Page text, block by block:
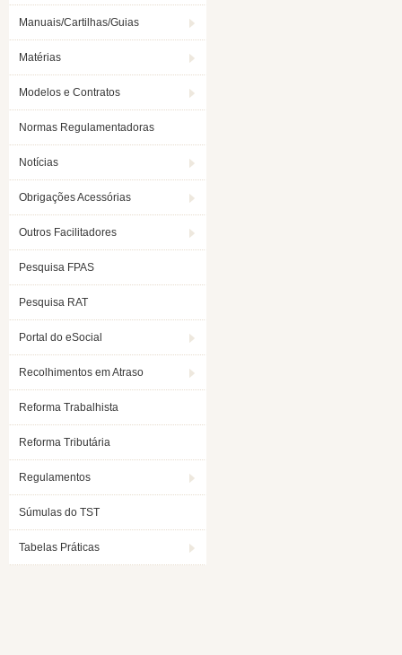
Manuais/Cartilhas/Guias
Matérias
Modelos e Contratos
Normas Regulamentadoras
Notícias
Obrigações Acessórias
Outros Facilitadores
Pesquisa FPAS
Pesquisa RAT
Portal do eSocial
Recolhimentos em Atraso
Reforma Trabalhista
Reforma Tributária
Regulamentos
Súmulas do TST
Tabelas Práticas